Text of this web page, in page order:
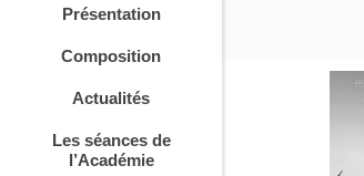
Présentation
Composition
Actualités
Les séances de
l’Académie